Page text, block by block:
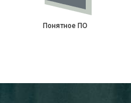
Понятное ПО